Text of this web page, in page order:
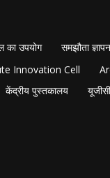
का उपयोग समझौता ज्ञापन
Innovation Cell
केंद्रीय पुस्तकालय